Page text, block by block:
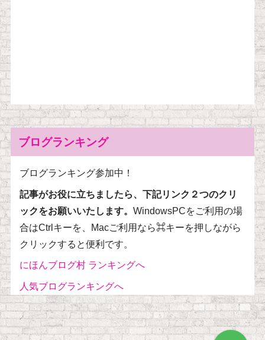
ブログランキング
ブログランキング参加中！
記事がお役に立ちましたら、下記リンク２つのクリ
ックをお願いいたします。 WindowsPCをご利用の場
合はCtrlキーを、Macご利用なら⌘キーを押しながら
クリックすると便利です。
にほんブログ村 ランキングへ
人気ブログランキングへ